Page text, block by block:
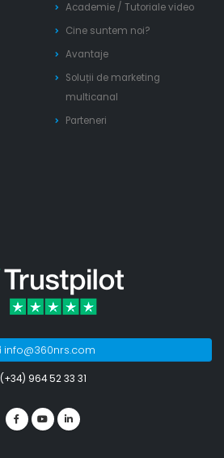
Academie / Tutoriale video
Cine suntem noi?
Avantaje
Soluții de marketing
multicanal
Parteneri
info@360nrs.com
(+34) 964 52 33 31